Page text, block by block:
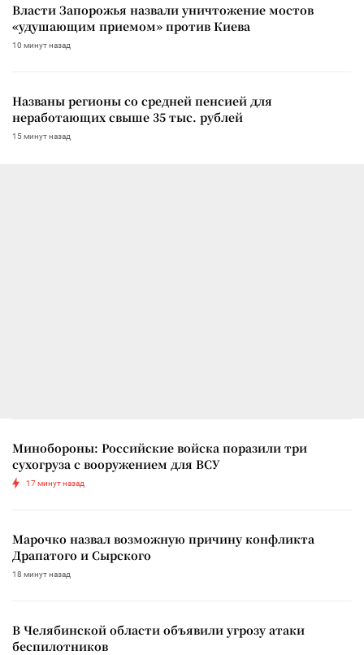
Власти Запорожья назвали уничтожение мостов
«удушающим приемом» против Киева
10 минут назад
Названы регионы со средней пенсией для
неработающих свыше 35 тыс. рублей
15 минут назад
Минобороны: Российские войска поразили три
сухогруза с вооружением для ВСУ
17 минут назад
Марочко назвал возможную причину конфликта
Драпатого и Сырского
18 минут назад
В Челябинской области объявили угрозу атаки
беспилотников